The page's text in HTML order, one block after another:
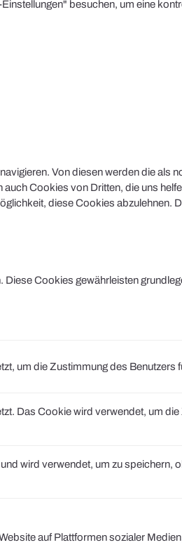
besuchen, um eine
Von diesen werden die als
Cookies von Dritten, die uns
diese Cookies abzulehnen.
Cookies gewährleisten
um die Zustimmung des Benutzers
Das Cookie wird verwendet, um
wird verwendet, um zu speichern,
auf Plattformen sozialer